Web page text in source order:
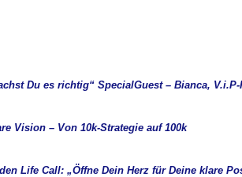
Du es richtig“ SpecialGuest – Bianca,
Vision – Von 10k-Strategie auf 100k
Life Call: „Öffne Dein Herz für Deine klare